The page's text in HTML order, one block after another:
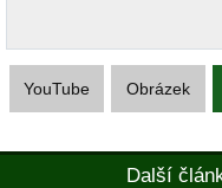
YouTube Obrázek
Další